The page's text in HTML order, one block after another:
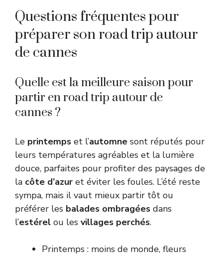
Questions fréquentes pour
préparer son road trip autour
de cannes
Quelle est la meilleure saison pour
partir en road trip autour de
cannes ?
Le printemps et l’automne sont réputés pour
leurs températures agréables et la lumière
douce, parfaites pour profiter des paysages de
la côte d’azur et éviter les foules. L’été reste
sympa, mais il vaut mieux partir tôt ou
préférer les balades ombragées dans
l’estérel ou les villages perchés.
Printemps : moins de monde, fleurs